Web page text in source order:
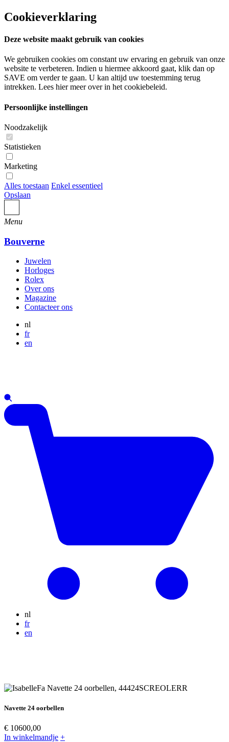
Cookieverklaring
Deze website maakt gebruik van cookies
We gebruiken cookies om constant uw ervaring en gebruik van onze
website te verbeteren. Indien u hiermee akkoord gaat, klik dan op
SAVE om verder te gaan. U kan altijd uw toestemming terug
intrekken. Lees hier meer over in het cookiebeleid.
Persoonlijke instellingen
Noodzakelijk
Statistieken
Marketing
Alles toestaan Enkel essentieel
Opslaan
Menu
Bouverne
Juwelen
Horloges
Rolex
Over ons
Magazine
Contacteer ons
nl
fr
en
nl
fr
en
Navette 24 oorbellen
€ 10600,00
In winkelmandje +